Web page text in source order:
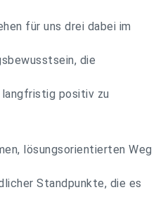
für uns drei dabei im
die
langfristig positiv zu
lösungsorientierten Weg
Standpunkte, die es